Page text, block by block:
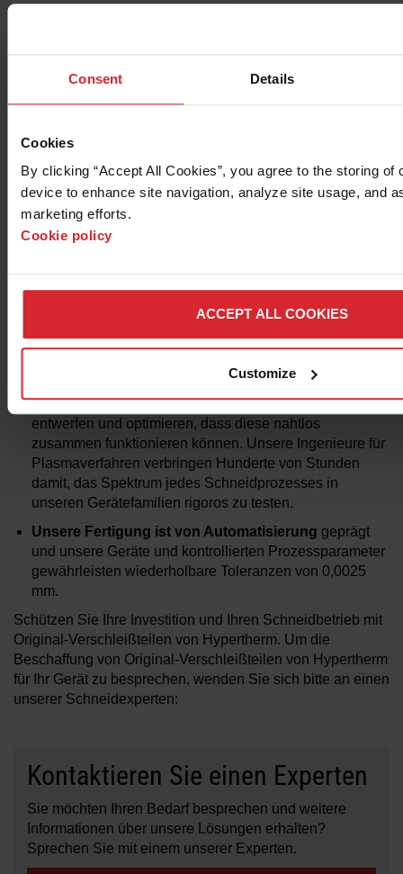
Consent Details
Cookies
By clicking “Accept All Cookies”, you agree to the storing of
device to enhance site navigation, analyze site usage, and
marketing efforts.
Cookie policy
ACCEPT ALL COOKIES
Customize
Unerreichte Leistung der
Our consumables are designed to be used together in a
stack-up with exacting dimensions and tolerances,
ensuring thebest cutting outcomes every time.
, indem wir unsere
Geräte, Verschleißteile und Schneidprozesse so
entwerfen und optimieren, dass diese nahtlos
zusammen funktionieren können. Unsere Ingenieure für
Plasmaverfahren verbringen Hunderte von Stunden
damit, das Spektrum jedes Schneidprozesses in
unseren Gerätefamilien rigoros zu testen.
Unsere Fertigung ist von Automatisierung geprägt
und unsere Geräte und kontrollierten Prozessparameter
gewährleisten wiederholbare Toleranzen von 0,0025
mm.
Schützen Sie Ihre Investition und Ihren Schneidbetrieb mit
Original-Verschleißteilen von Hypertherm. Um die
Beschaffung von Original-Verschleißteilen von Hypertherm
für Ihr Gerät zu besprechen, wenden Sie sich bitte an einen
unserer Schneidexperten:
Kontaktieren Sie einen Experten
Sie möchten Ihren Bedarf besprechen und weitere
Informationen über unsere Lösungen erhalten?
Sprechen Sie mit einem unserer Experten.